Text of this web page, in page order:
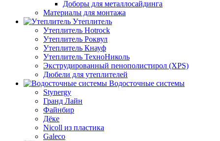
Доборы для металлосайдинга
Материалы для монтажа
Утеплитель
Утеплитель Hotrock
Утеплитель Роквул
Утеплитель Кнауф
Утеплитель ТехноНиколь
Экструдированный пенополистирол (XPS)
Дюбели для утеплителей
Водосточные системы
Stynergy
Гранд Лайн
Файнбир
Дёке
Nicoll из пластика
Galeco